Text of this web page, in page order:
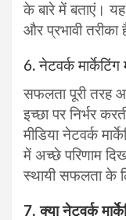
के बारे में बताएं।
और प्रभावी तरीका
6. नेटवर्क
सफलता पूरी तरह
इच्छा पर निर्भर
मीडिया नेटवर्क
में अच्छे परिणाम
स्थायी सफलता के
7. क्या नेटवर्क